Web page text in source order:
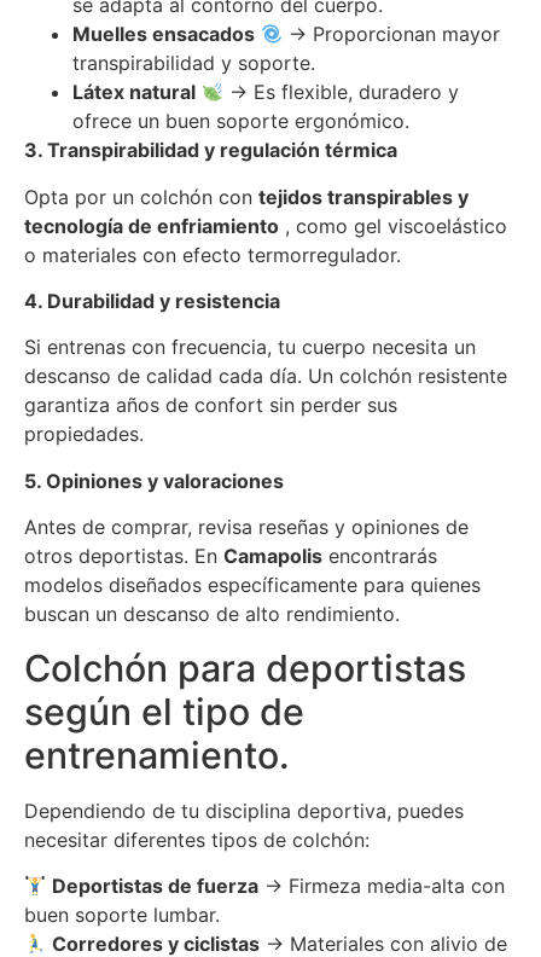
se adapta al contorno del cuerpo.
Muelles ensacados
→ Proporcionan mayor
transpirabilidad y soporte.
Látex natural
→ Es flexible, duradero y
ofrece un buen soporte ergonómico.
3. Transpirabilidad y regulación térmica
Opta por un colchón con tejidos transpirables y
tecnología de enfriamiento , como gel viscoelástico
o materiales con efecto termorregulador.
4. Durabilidad y resistencia
Si entrenas con frecuencia, tu cuerpo necesita un
descanso de calidad cada día. Un colchón resistente
garantiza años de confort sin perder sus
propiedades.
5. Opiniones y valoraciones
Antes de comprar, revisa reseñas y opiniones de
otros deportistas. En Camapolis encontrarás
modelos diseñados específicamente para quienes
buscan un descanso de alto rendimiento.
Colchón para deportistas
según el tipo de
entrenamiento.
Dependiendo de tu disciplina deportiva, puedes
necesitar diferentes tipos de colchón:
Deportistas de fuerza → Firmeza media-alta con
buen soporte lumbar.
Corredores y ciclistas → Materiales con alivio de